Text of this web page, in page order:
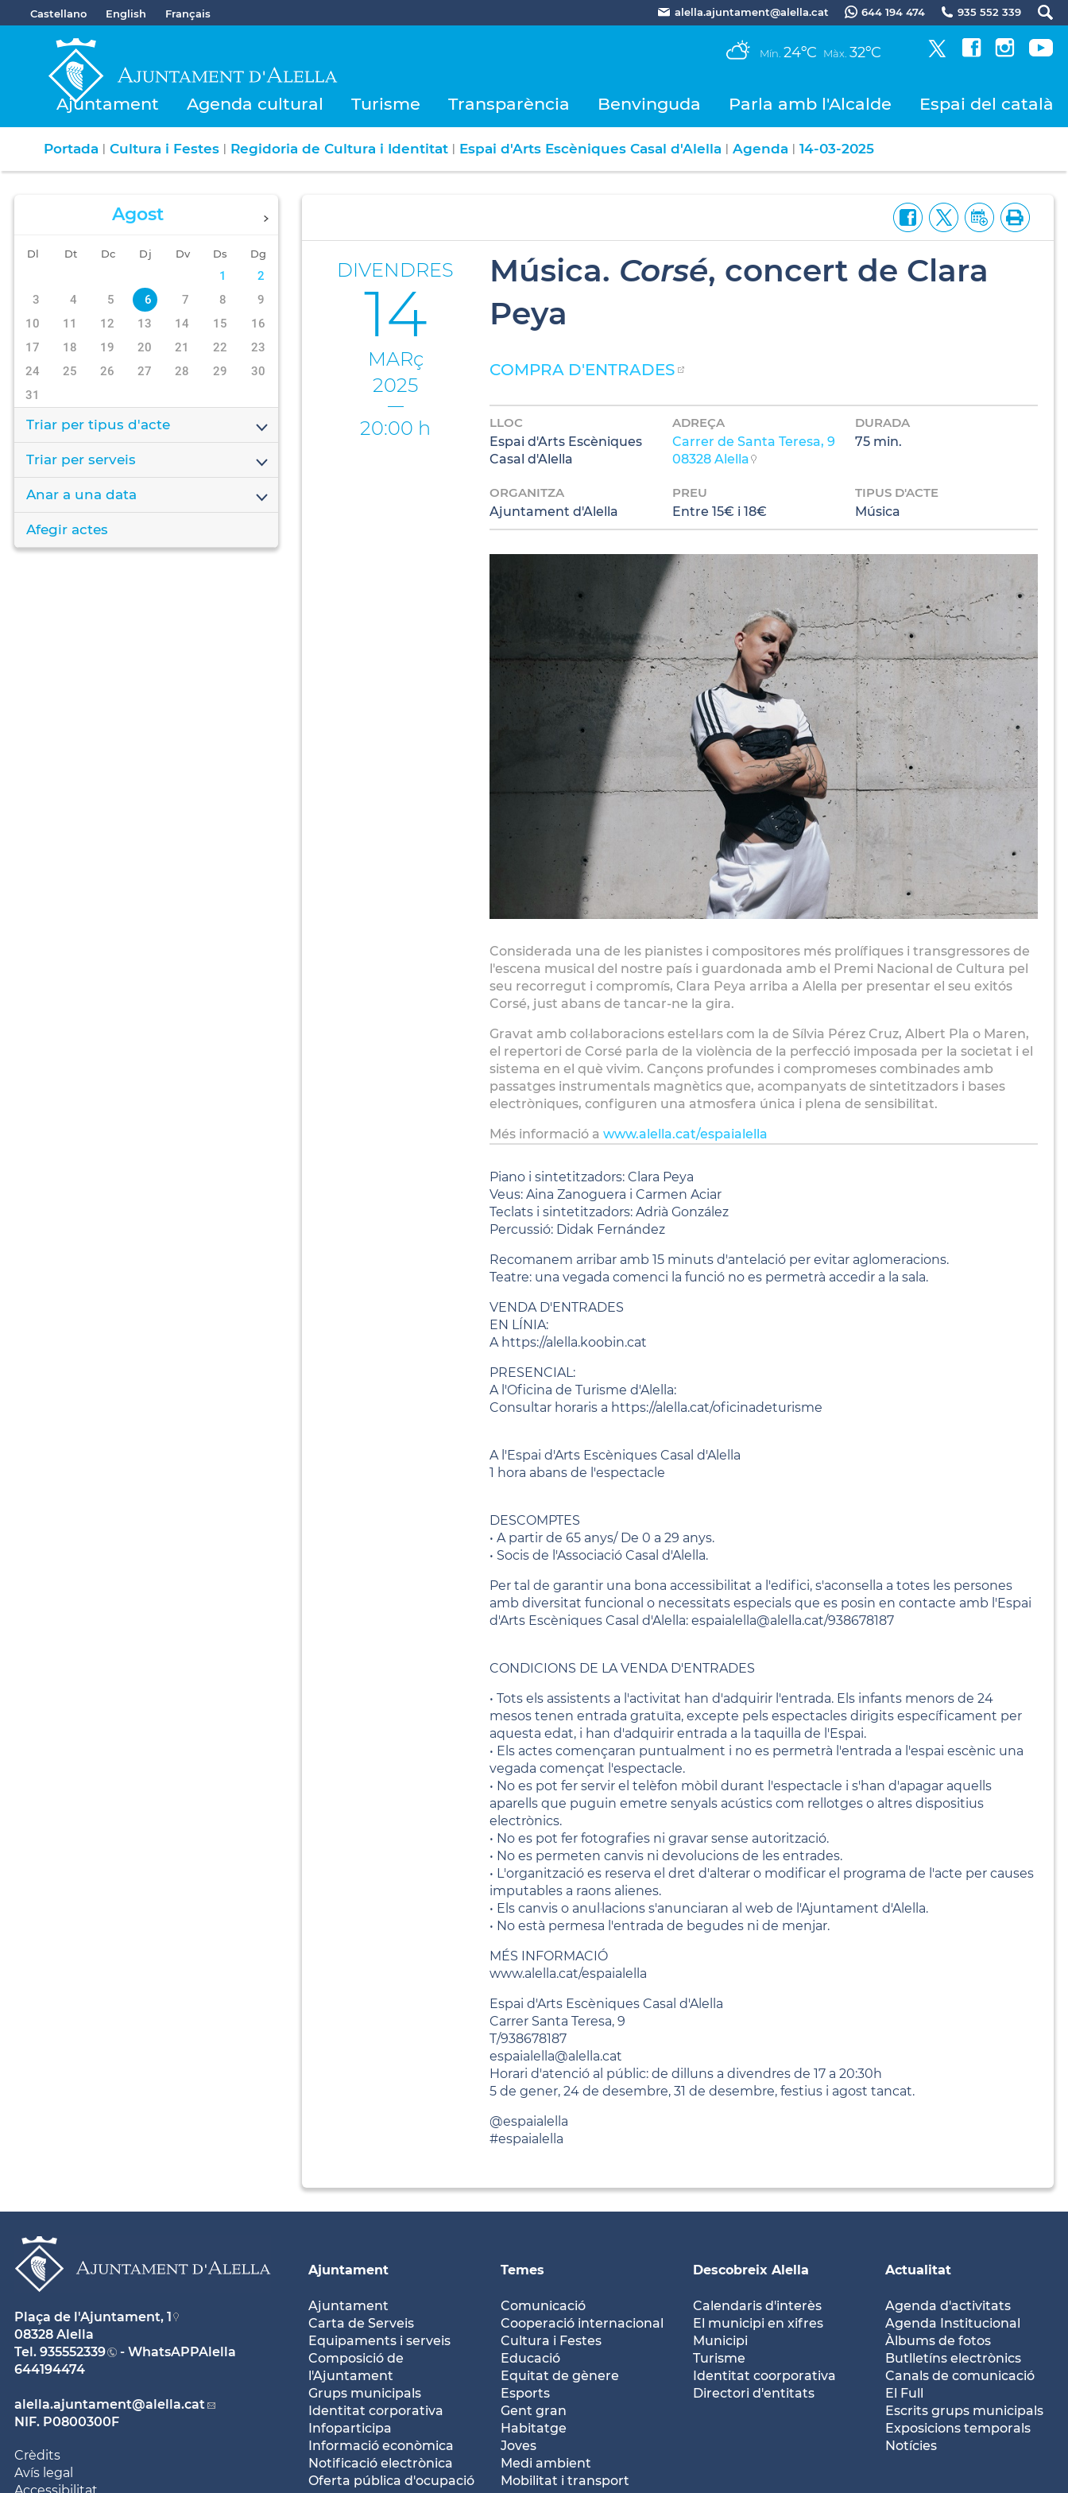
Castellano English Français alella.ajuntament@alella.cat 644 194 474 935 552 339
Mín. 24ºC Màx. 32ºC
Ajuntament Agenda cultural Turisme Transparència Benvinguda Parla amb l'Alcalde Espai del català
Portada | Cultura i Festes | Regidoria de Cultura i Identitat | Espai d'Arts Escèniques Casal d'Alella | Agenda | 14-03-2025
Agost
Dl Dt Dc Dj Dv Ds Dg
1
2
3
4 5 6 7 8
9
10
11 12 13 14 15
16
17
18 19 20 21 22
23
24
25 26 27 28 29
30
31
Triar per tipus d'acte
Triar per serveis
Anar a una data
Afegir actes
DIVENDRES
14
MARç
2025
20:00 h
Música. Corsé, concert de Clara
Peya
COMPRA D'ENTRADES
LLOC
Espai d'Arts Escèniques
Casal d'Alella
ADREÇA
Carrer de Santa Teresa, 9
08328 Alella
DURADA
75 min.
ORGANITZA
Ajuntament d'Alella
PREU
Entre 15€ i 18€
TIPUS D'ACTE
Música
Considerada una de les pianistes i compositores més prolífiques i transgressores de
l'escena musical del nostre país i guardonada amb el Premi Nacional de Cultura pel
seu recorregut i compromís, Clara Peya arriba a Alella per presentar el seu exitós
Corsé, just abans de tancar-ne la gira.
Gravat amb col·laboracions estel·lars com la de Sílvia Pérez Cruz, Albert Pla o Maren,
el repertori de Corsé parla de la violència de la perfecció imposada per la societat i el
sistema en el què vivim. Cançons profundes i compromeses combinades amb
passatges instrumentals magnètics que, acompanyats de sintetitzadors i bases
electròniques, configuren una atmosfera única i plena de sensibilitat.
Més informació awww.alella.cat/espaialella
Piano i sintetitzadors: Clara Peya
Veus: Aina Zanoguera i Carmen Aciar
Teclats i sintetitzadors: Adrià González
Percussió: Didak Fernández
Recomanem arribar amb 15 minuts d'antelació per evitar aglomeracions.
Teatre: una vegada comenci la funció no es permetrà accedir a la sala.
VENDA D'ENTRADES
EN LÍNIA:
A https://alella.koobin.cat
PRESENCIAL:
A l'Oficina de Turisme d'Alella:
Consultar horaris a https://alella.cat/oficinadeturisme
A l'Espai d'Arts Escèniques Casal d'Alella
1 hora abans de l'espectacle
DESCOMPTES
• A partir de 65 anys/ De 0 a 29 anys.
• Socis de l'Associació Casal d'Alella.
Per tal de garantir una bona accessibilitat a l'edifici, s'aconsella a totes les persones
amb diversitat funcional o necessitats especials que es posin en contacte amb l'Espai
d'Arts Escèniques Casal d'Alella: espaialella@alella.cat/938678187
CONDICIONS DE LA VENDA D'ENTRADES
• Tots els assistents a l'activitat han d'adquirir l'entrada. Els infants menors de 24
mesos tenen entrada gratuïta, excepte pels espectacles dirigits específicament per
aquesta edat, i han d'adquirir entrada a la taquilla de l'Espai.
• Els actes començaran puntualment i no es permetrà l'entrada a l'espai escènic una
vegada començat l'espectacle.
• No es pot fer servir el telèfon mòbil durant l'espectacle i s'han d'apagar aquells
aparells que puguin emetre senyals acústics com rellotges o altres dispositius
electrònics.
• No es pot fer fotografies ni gravar sense autorització.
• No es permeten canvis ni devolucions de les entrades.
• L'organització es reserva el dret d'alterar o modificar el programa de l'acte per causes
imputables a raons alienes.
• Els canvis o anul·lacions s'anunciaran al web de l'Ajuntament d'Alella.
• No està permesa l'entrada de begudes ni de menjar.
MÉS INFORMACIÓ
www.alella.cat/espaialella
Espai d'Arts Escèniques Casal d'Alella
Carrer Santa Teresa, 9
T/938678187
espaialella@alella.cat
Horari d'atenció al públic: de dilluns a divendres de 17 a 20:30h
5 de gener, 24 de desembre, 31 de desembre, festius i agost tancat.
@espaialella
#espaialella
Ajuntament
Ajuntament
Carta de Serveis
Equipaments i serveis
Composició de
l'Ajuntament
Grups municipals
Identitat corporativa
Infoparticipa
Informació econòmica
Notificació electrònica
Oferta pública d'ocupació
Temes
Comunicació
Cooperació internacional
Cultura i Festes
Educació
Equitat de gènere
Esports
Gent gran
Habitatge
Joves
Medi ambient
Mobilitat i transport
Descobreix Alella
Calendaris d'interès
El municipi en xifres
Municipi
Turisme
Identitat coorporativa
Directori d'entitats
Actualitat
Agenda d'activitats
Agenda Institucional
Àlbums de fotos
Butlletíns electrònics
Canals de comunicació
El Full
Escrits grups municipals
Exposicions temporals
Notícies
Plaça de l'Ajuntament, 1
08328 Alella
Tel. 935552339
- WhatsAPPAlella
644194474
alella.ajuntament@alella.cat
NIF. P0800300F
Crèdits
Avís legal